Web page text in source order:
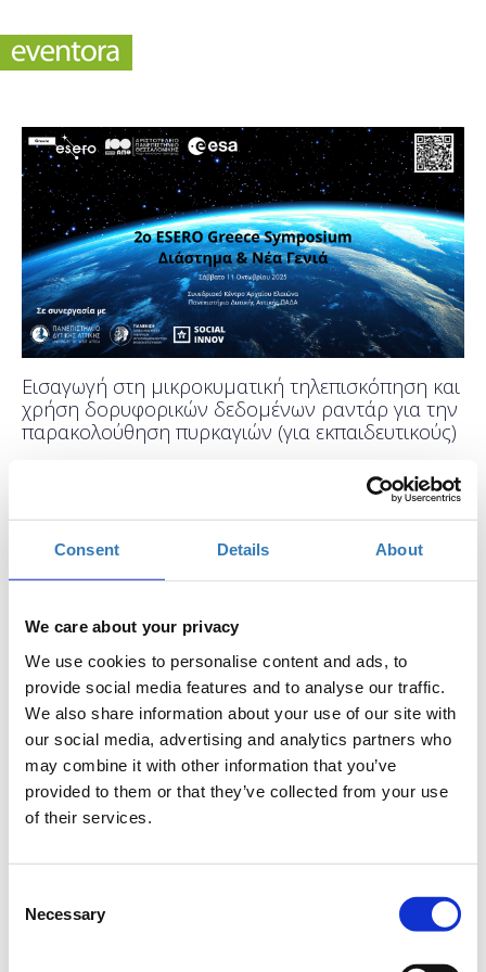
Consent Details About
We care about your privacy
We use cookies to personalise content and ads, to
provide social media features and to analyse our traffic.
We also share information about your use of our site with
our social media, advertising and analytics partners who
may combine it with other information that you’ve
provided to them or that they’ve collected from your use
of their services.
Selection
Necessary
Εισαγωγή στη μικροκυματική τηλεπισκόπηση και
χρήση δορυφορικών δεδομένων ραντάρ για την
παρακολούθηση πυρκαγιών (για εκπαιδευτικούς)
Προσθήκη στο ημερολόγιό σας
2ο ESERO Symposium
Η περίοδος αιτήσεων έχει
λήξει.
Εισαγωγή στη μικροκυματική
τηλεπισκόπηση και χρήση δορυφορικών δεδομένων